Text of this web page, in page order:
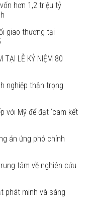
hơn 1,2 triệu tỷ
giao thương tại
TẠI LỄ KỶ NIỆM 80
nghiệp thận trọng
với Mỹ để đạt ‘cam kết
án ứng phó chính
tâm về nghiên cứu
phát minh và sáng